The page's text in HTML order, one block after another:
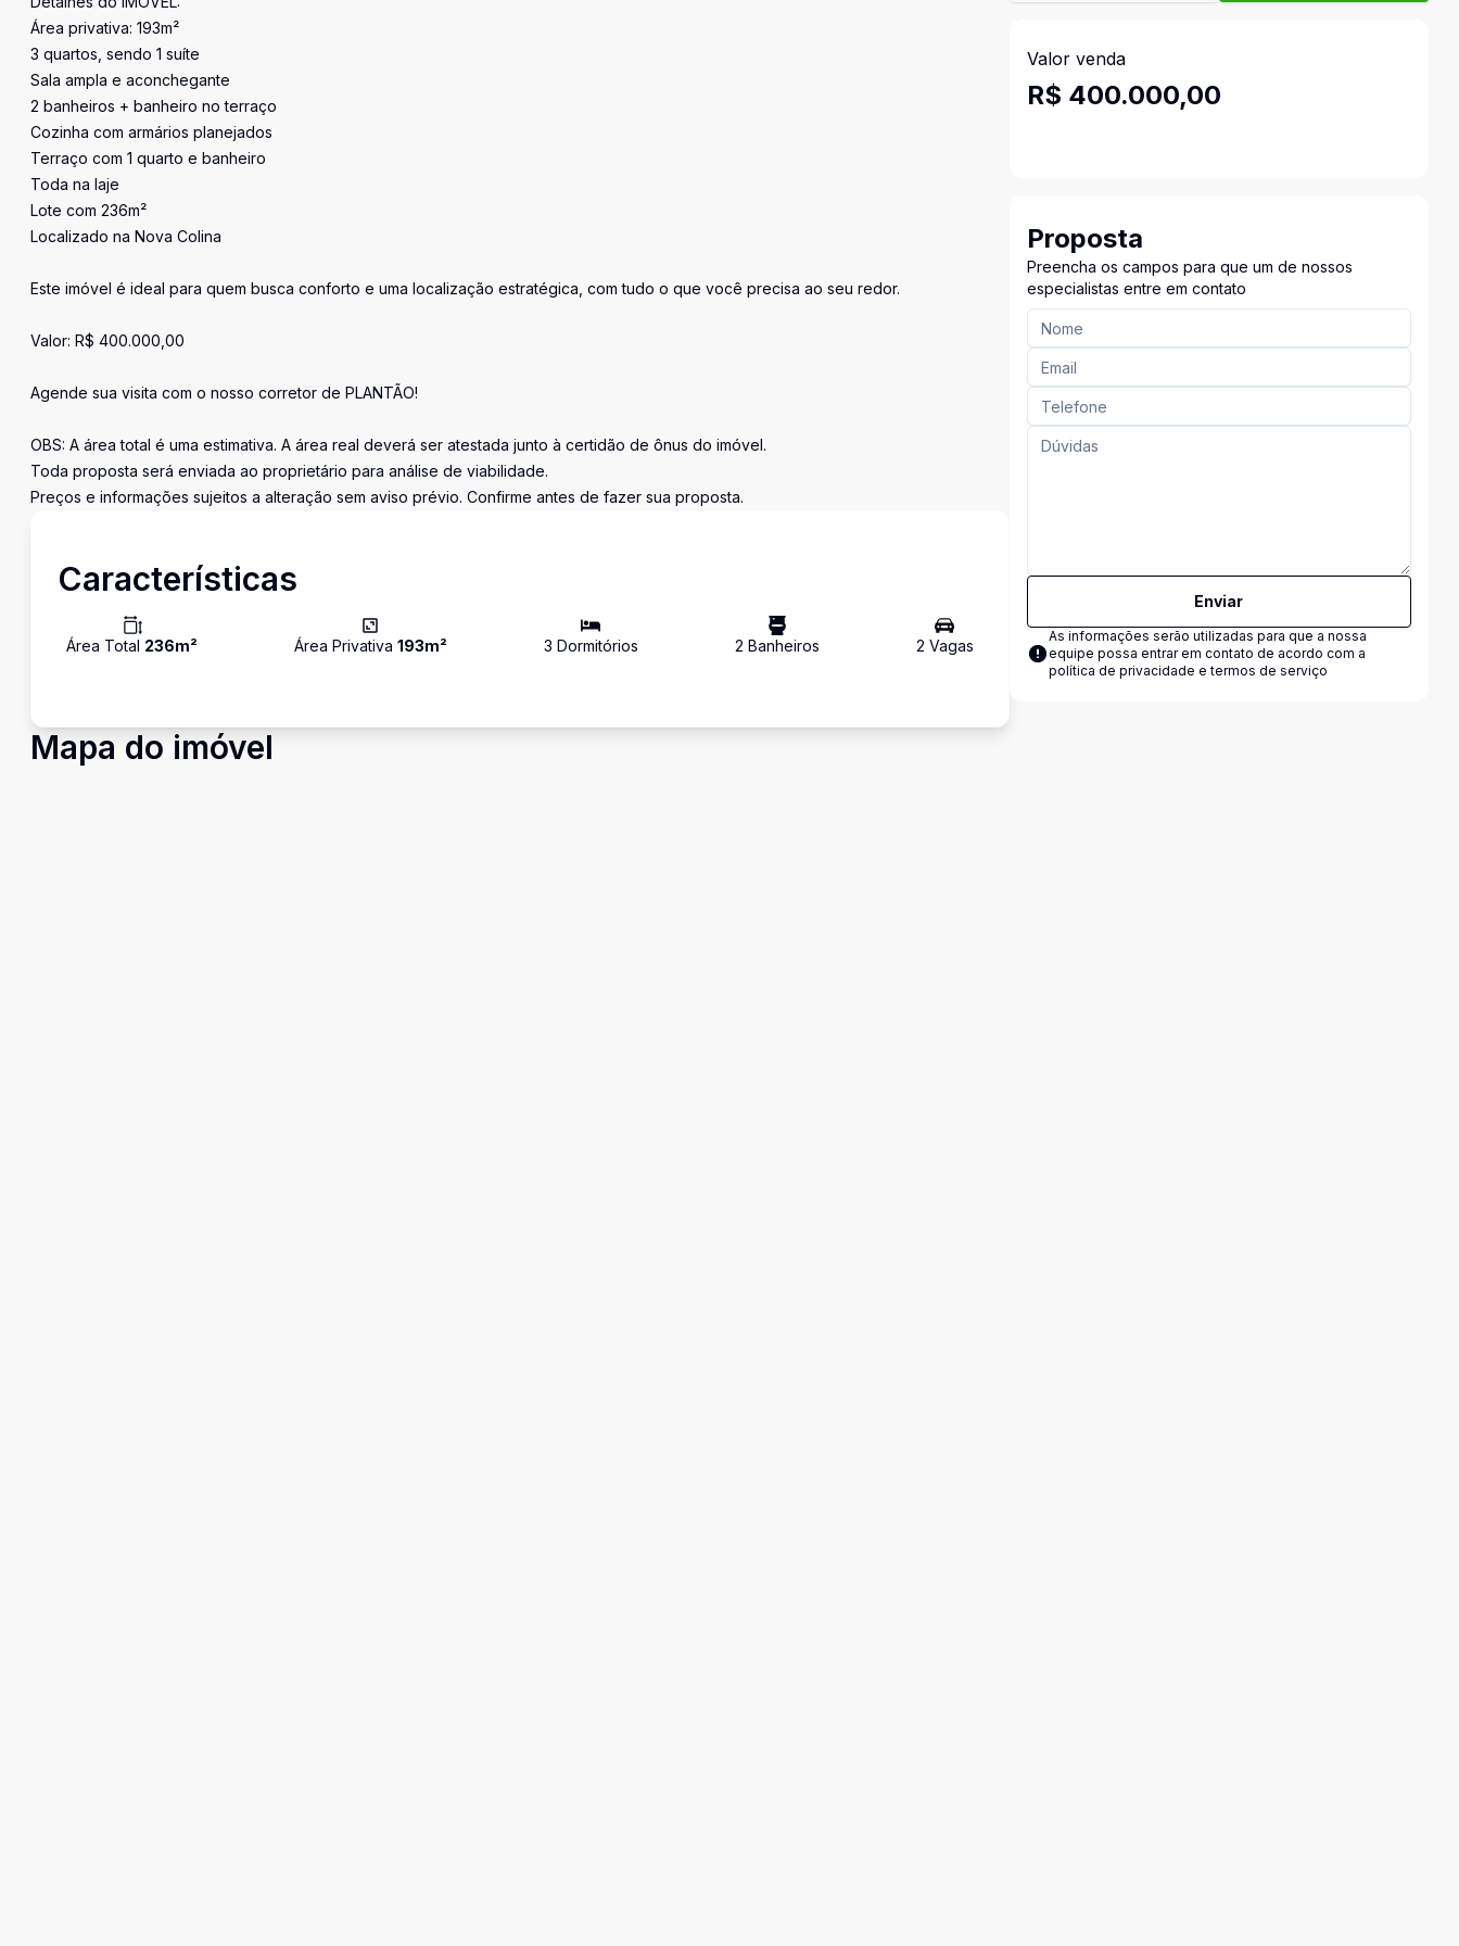
Área privativa: 193m²
3 quartos, sendo 1 suíte
Sala ampla e aconchegante
2 banheiros + banheiro no terraço
Cozinha com armários planejados
Terraço com 1 quarto e banheiro
Toda na laje
Lote com 236m²
Localizado na Nova Colina
Este imóvel é ideal para quem busca conforto e uma localização estratégica, com tudo o que você precisa ao seu redor.
Valor: R$ 400.000,00
Agende sua visita com o nosso corretor de PLANTÃO!
OBS: A área total é uma estimativa. A área real deverá ser atestada junto à certidão de ônus do imóvel.
Toda proposta será enviada ao proprietário para análise de viabilidade.
Preços e informações sujeitos a alteração sem aviso prévio. Confirme antes de fazer sua proposta.
Características
Área Total 236m² Área Privativa 193m² 3 Dormitórios 2 Banheiros 2 Vagas
Mapa do imóvel
Valor venda
R$ 400.000,00
Proposta
Preencha os campos para que um de nossos
especialistas entre em contato
Enviar
As informações serão utilizadas para que a nossa
equipe possa entrar em contato de acordo com a
política de privacidade e termos de serviço